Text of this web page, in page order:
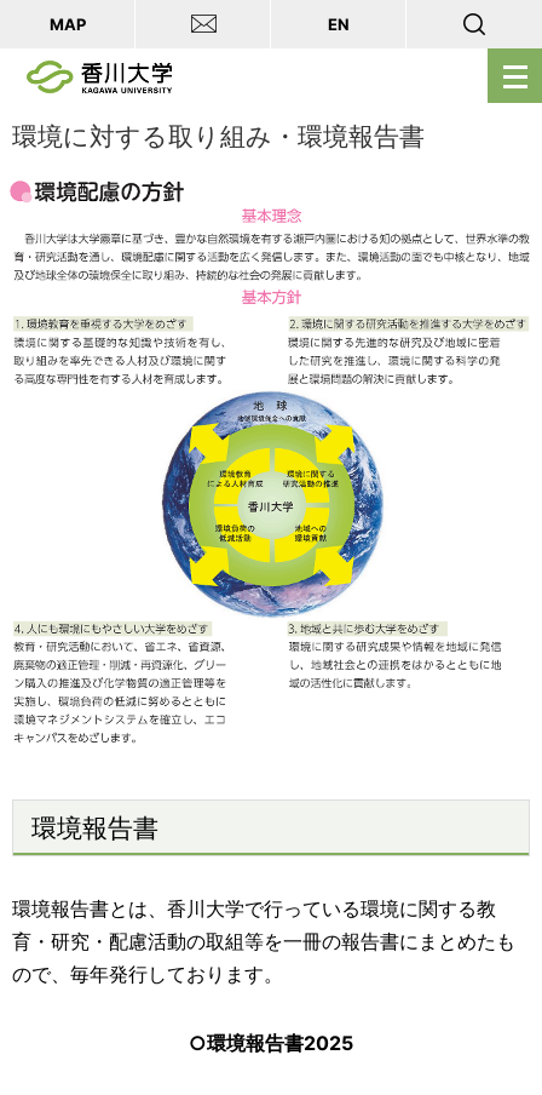
メ
ニ
開
く
MAP EN
環境に対する取り組み・環境報告書
環境報告書
環境報告書とは、香川大学で行っている環境に関する教
育・研究・配慮活動の取組等を一冊の報告書にまとめたも
ので、毎年発行しております。
○環境報告書2025